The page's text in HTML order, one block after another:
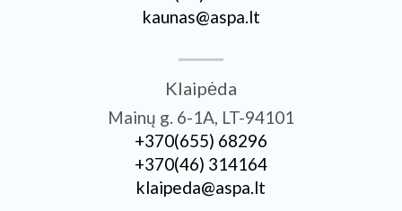
kaunas@aspa.lt
Klaipėda
Mainų g. 6-1A, LT-94101
+370­(655) 68296
+370­(46) 314164
klaipeda@aspa.lt